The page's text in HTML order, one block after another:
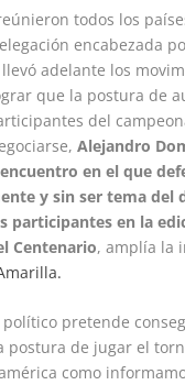
todos los
encabezada
adelante los
que la postura de
del
Alejandro
en el que
y sin ser tema del
participantes en la
Centenario, amplía la
pretende
postura de jugar el
como